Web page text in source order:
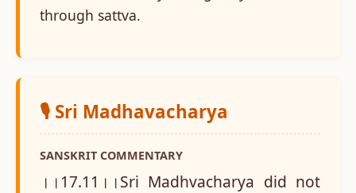
through sattva.
🎙️ Sri Madhavacharya
SANSKRIT COMMENTARY
।।17.11।।Sri Madhvacharya did not